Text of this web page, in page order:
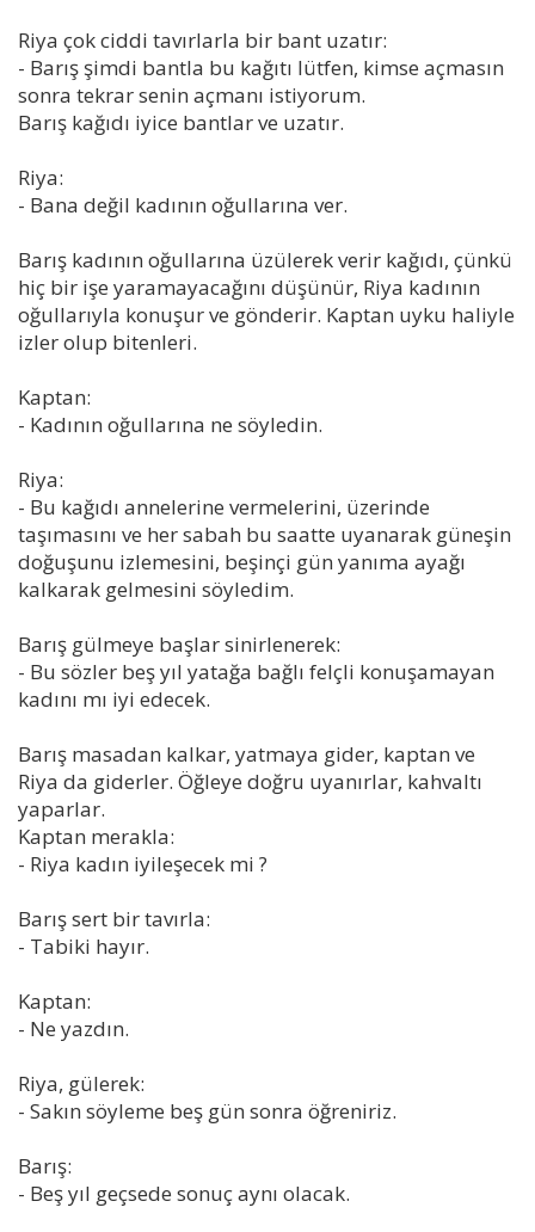
Riya çok ciddi tavırlarla bir bant uzatır:
- Barış şimdi bantla bu kağıtı lütfen, kimse açmasın
sonra tekrar senin açmanı istiyorum.
Barış kağıdı iyice bantlar ve uzatır.
Riya:
- Bana değil kadının oğullarına ver.
Barış kadının oğullarına üzülerek verir kağıdı, çünkü
hiç bir işe yaramayacağını düşünür, Riya kadının
oğullarıyla konuşur ve gönderir. Kaptan uyku haliyle
izler olup bitenleri.
Kaptan:
- Kadının oğullarına ne söyledin.
Riya:
- Bu kağıdı annelerine vermelerini, üzerinde
taşımasını ve her sabah bu saatte uyanarak güneşin
doğuşunu izlemesini, beşinçi gün yanıma ayağı
kalkarak gelmesini söyledim.
Barış gülmeye başlar sinirlenerek:
- Bu sözler beş yıl yatağa bağlı felçli konuşamayan
kadını mı iyi edecek.
Barış masadan kalkar, yatmaya gider, kaptan ve
Riya da giderler. Öğleye doğru uyanırlar, kahvaltı
yaparlar.
Kaptan merakla:
- Riya kadın iyileşecek mi ?
Barış sert bir tavırla:
- Tabiki hayır.
Kaptan:
- Ne yazdın.
Riya, gülerek:
- Sakın söyleme beş gün sonra öğreniriz.
Barış:
- Beş yıl geçsede sonuç aynı olacak.